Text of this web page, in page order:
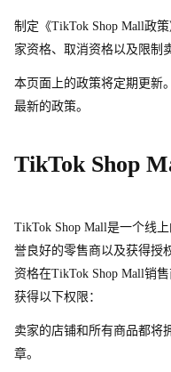
制定《TikTok Shop Mall政
家资格、取消资格以及限制
本页面上的政策将定期更新
最新的政策。
TikTok Shop
TikTok Shop Mall是一个线
誉良好的零售商以及获得授
资格在TikTok Shop Mall销
获得以下权限：
卖家的店铺和所有商品都将
章。